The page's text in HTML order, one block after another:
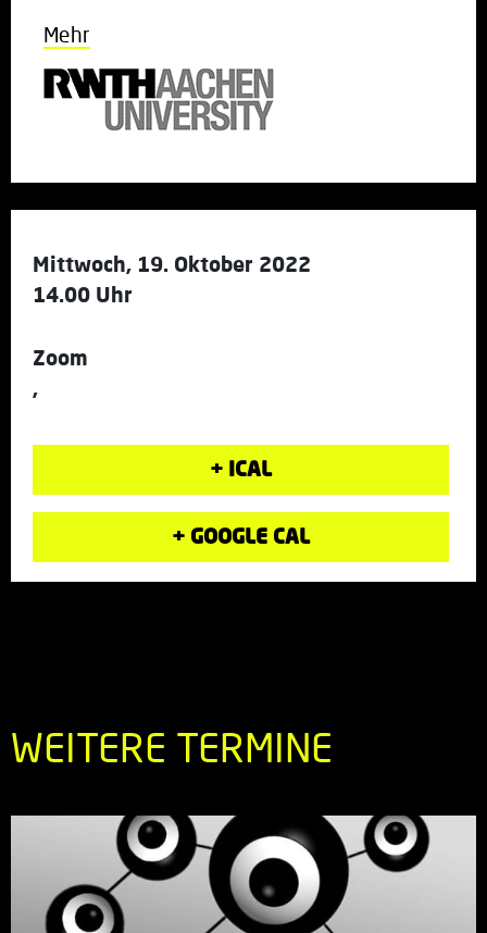
Mehr
Mittwoch, 19. Oktober 2022
14.00 Uhr
Zoom
,
+ ICAL
+ GOOGLE CAL
WEITERE TERMINE